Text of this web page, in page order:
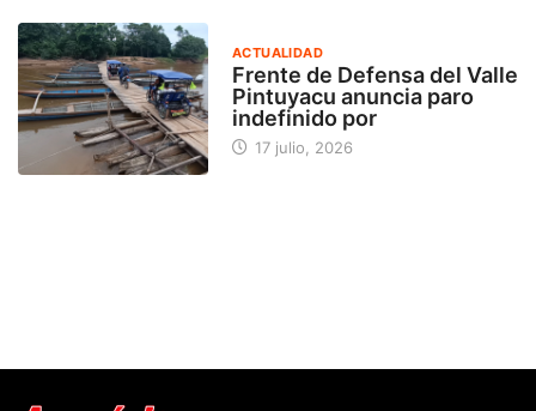
ACTUALIDAD
Frente de Defensa del Valle
Pintuyacu anuncia paro
indefinido por
17 julio, 2026